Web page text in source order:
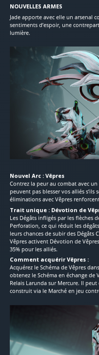
NOUVELLES ARMES
Jade apporte avec elle un arsenal
sentiments d’espoir, une
lumière.
Nouvel Arc : Vêpres
Contrez la peur au combat avec
peuvent pas blesser vos alliés s’ils
éliminations avec Vêpres
Trait unique : Dévotion de
Les Dégâts infligés par les flèches
Perforation, ce qui réduit les
leurs chances de subir des Dégâts
Vêpres activent Dévotion de
35% pour les alliés.
Comment acquérir Vêpres :
Acquérez le Schéma de Vêpres
obtenez le Schéma en échange de
Relais Larunda sur Mercure. Il
construit via le Marché en jeu